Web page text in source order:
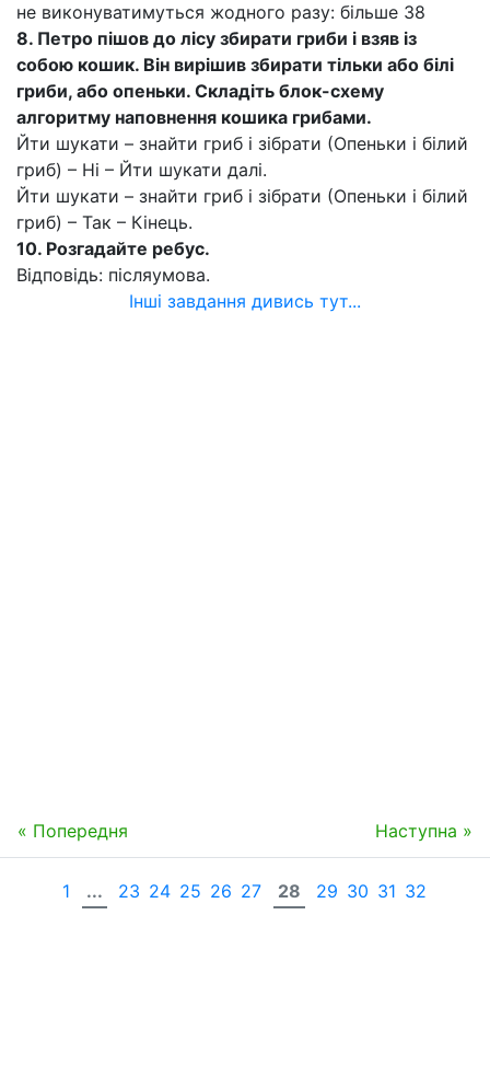
не виконуватимуться жодного разу: більше 38
8. Петро пішов до лісу збирати гриби і взяв із
собою кошик. Він вирішив збирати тільки або білі
гриби, або опеньки. Складіть блок-схему
алгоритму наповнення кошика грибами.
Йти шукати – знайти гриб і зібрати (Опеньки і білий
гриб) – Ні – Йти шукати далі.
Йти шукати – знайти гриб і зібрати (Опеньки і білий
гриб) – Так – Кінець.
10. Розгадайте ребус.
Відповідь: післяумова.
Інші завдання дивись тут...
« Попередня Наступна »
1 ... 23 24 25 26 27 28 29 30 31 32